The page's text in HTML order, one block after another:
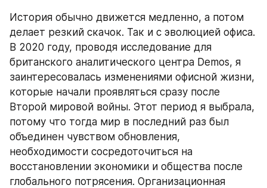
История обычно движется медленно, а потом
делает резкий скачок. Так и с эволюцией офиса.
В 2020 году, проводя исследование для
британского аналитического центра Demos, я
заинтересовалась изменениями офисной жизни,
которые начали проявляться сразу после
Второй мировой войны. Этот период я выбрала,
потому что тогда мир в последний раз был
объединен чувством обновления,
необходимости сосредоточиться на
восстановлении экономики и общества после
глобального потрясения. Организационная